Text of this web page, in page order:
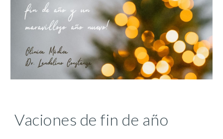
Vaciones de fin de año